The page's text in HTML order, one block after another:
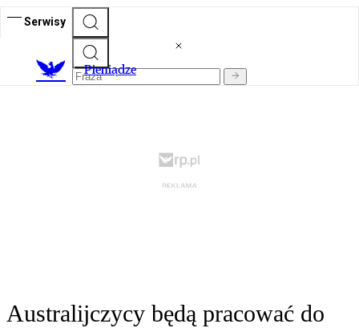
Serwisy
Pieniądze
Australijczycy będą pracować do